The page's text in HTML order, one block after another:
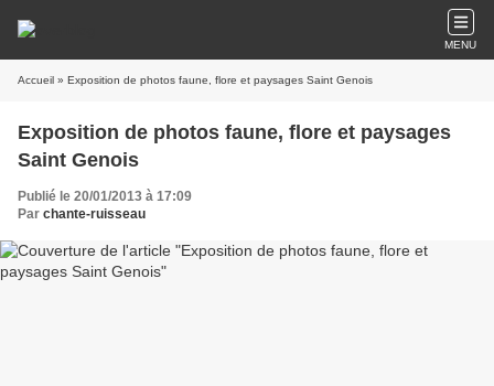
MENU
Accueil » Exposition de photos faune, flore et paysages Saint Genois
Exposition de photos faune, flore et paysages
Saint Genois
Publié le 20/01/2013 à 17:09
Par chante-ruisseau